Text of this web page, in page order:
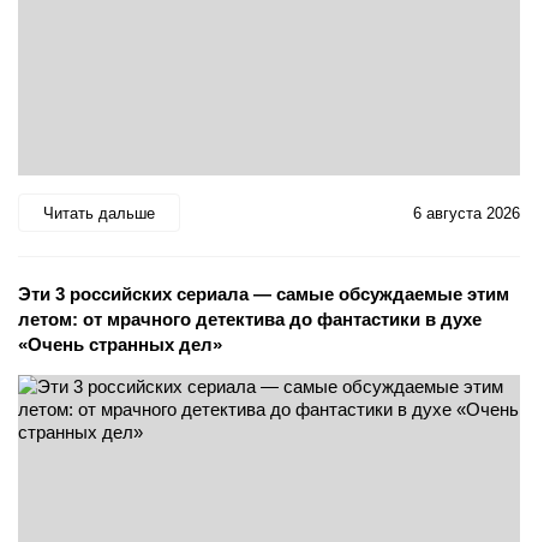
Читать дальше 6 августа 2026
Эти 3 российских сериала — самые обсуждаемые этим
летом: от мрачного детектива до фантастики в духе
«Очень странных дел»